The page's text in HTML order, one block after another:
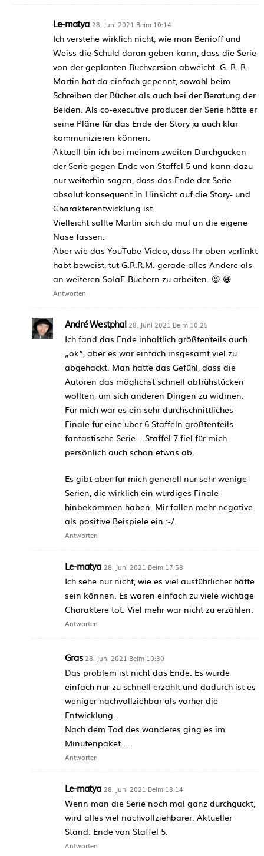
Le-matya 28. Juni 2021 Beim 10:14
Ich verstehe wirklich nicht, wie man Benioff und
Weiss die Schuld daran geben kann, dass die Serie
von der geplanten Buchversion abweicht. G. R. R.
Martin hat da einfach gepennt, sowohl beim
Schreiben der Bücher als auch bei der Beratung der
Beiden. Als co-executive producer der Serie hätte er
seine Pläne für das Ende der Story ja auch klar
kommunizieren können.
Aktuell bin ich bei meinem zweiten Durchgucken
der Serie gegen Ende von Staffel 5 und kann dazu
nur weiterhin sagen, dass das Ende der Serie
absolut konsequent in Hinsicht auf die Story- und
Charakterentwicklung ist.
Vielleicht sollte Martin sich da mal an die eigene
Nase fassen.
Aber wie das YouTube-Video, dass Ihr oben verlinkt
habt beweist, tut G.R.R.M. gerade alles Andere als
an weiteren SoIaF-Büchern zu arbeiten. 😉 😀
Antworten
André Westphal 28. Juni 2021 Beim 10:25
Ich fand das Ende inhaltlich größtenteils auch
„ok“, aber es war einfach insgesamt viel zu
abgehackt. Man hatte das Gefühl, dass die
Autoren das möglichst schnell abfrühstücken
wollten, um sich anderen Dingen zu widmen.
Für mich war es ein sehr durchschnittliches
Finale für eine über 6 Staffeln größtenteils
fantastische Serie – Staffel 7 fiel für mich
persönlich auch schon etwas ab.
Es gibt aber für mich generell nur sehr wenige
Serien, die wirklich ein würdiges Finale
hinbekommen haben. Mir fallen mehr negative
als positive Beispiele ein :-/.
Antworten
Le-matya 28. Juni 2021 Beim 17:58
Ich sehe nur nicht, wie es viel ausführlicher hätte
sein können. Es waren einfach zu viele wichtige
Charaktere tot. Viel mehr war nicht zu erzählen.
Antworten
Gras 28. Juni 2021 Beim 10:30
Das problem ist nicht das Ende. Es wurde
einfach nur zu schnell erzählt und dadurch ist es
weniger nachvollziehbar als vorher die
Entwicklung.
Nach dem Tod des wanderes ging es im
Minutenpaket….
Antworten
Le-matya 28. Juni 2021 Beim 18:14
Wenn man die Serie noch mal ganz durchguckt,
wird alles viel nachvollziehbarer. Aktueller
Stand: Ende von Staffel 5.
Antworten